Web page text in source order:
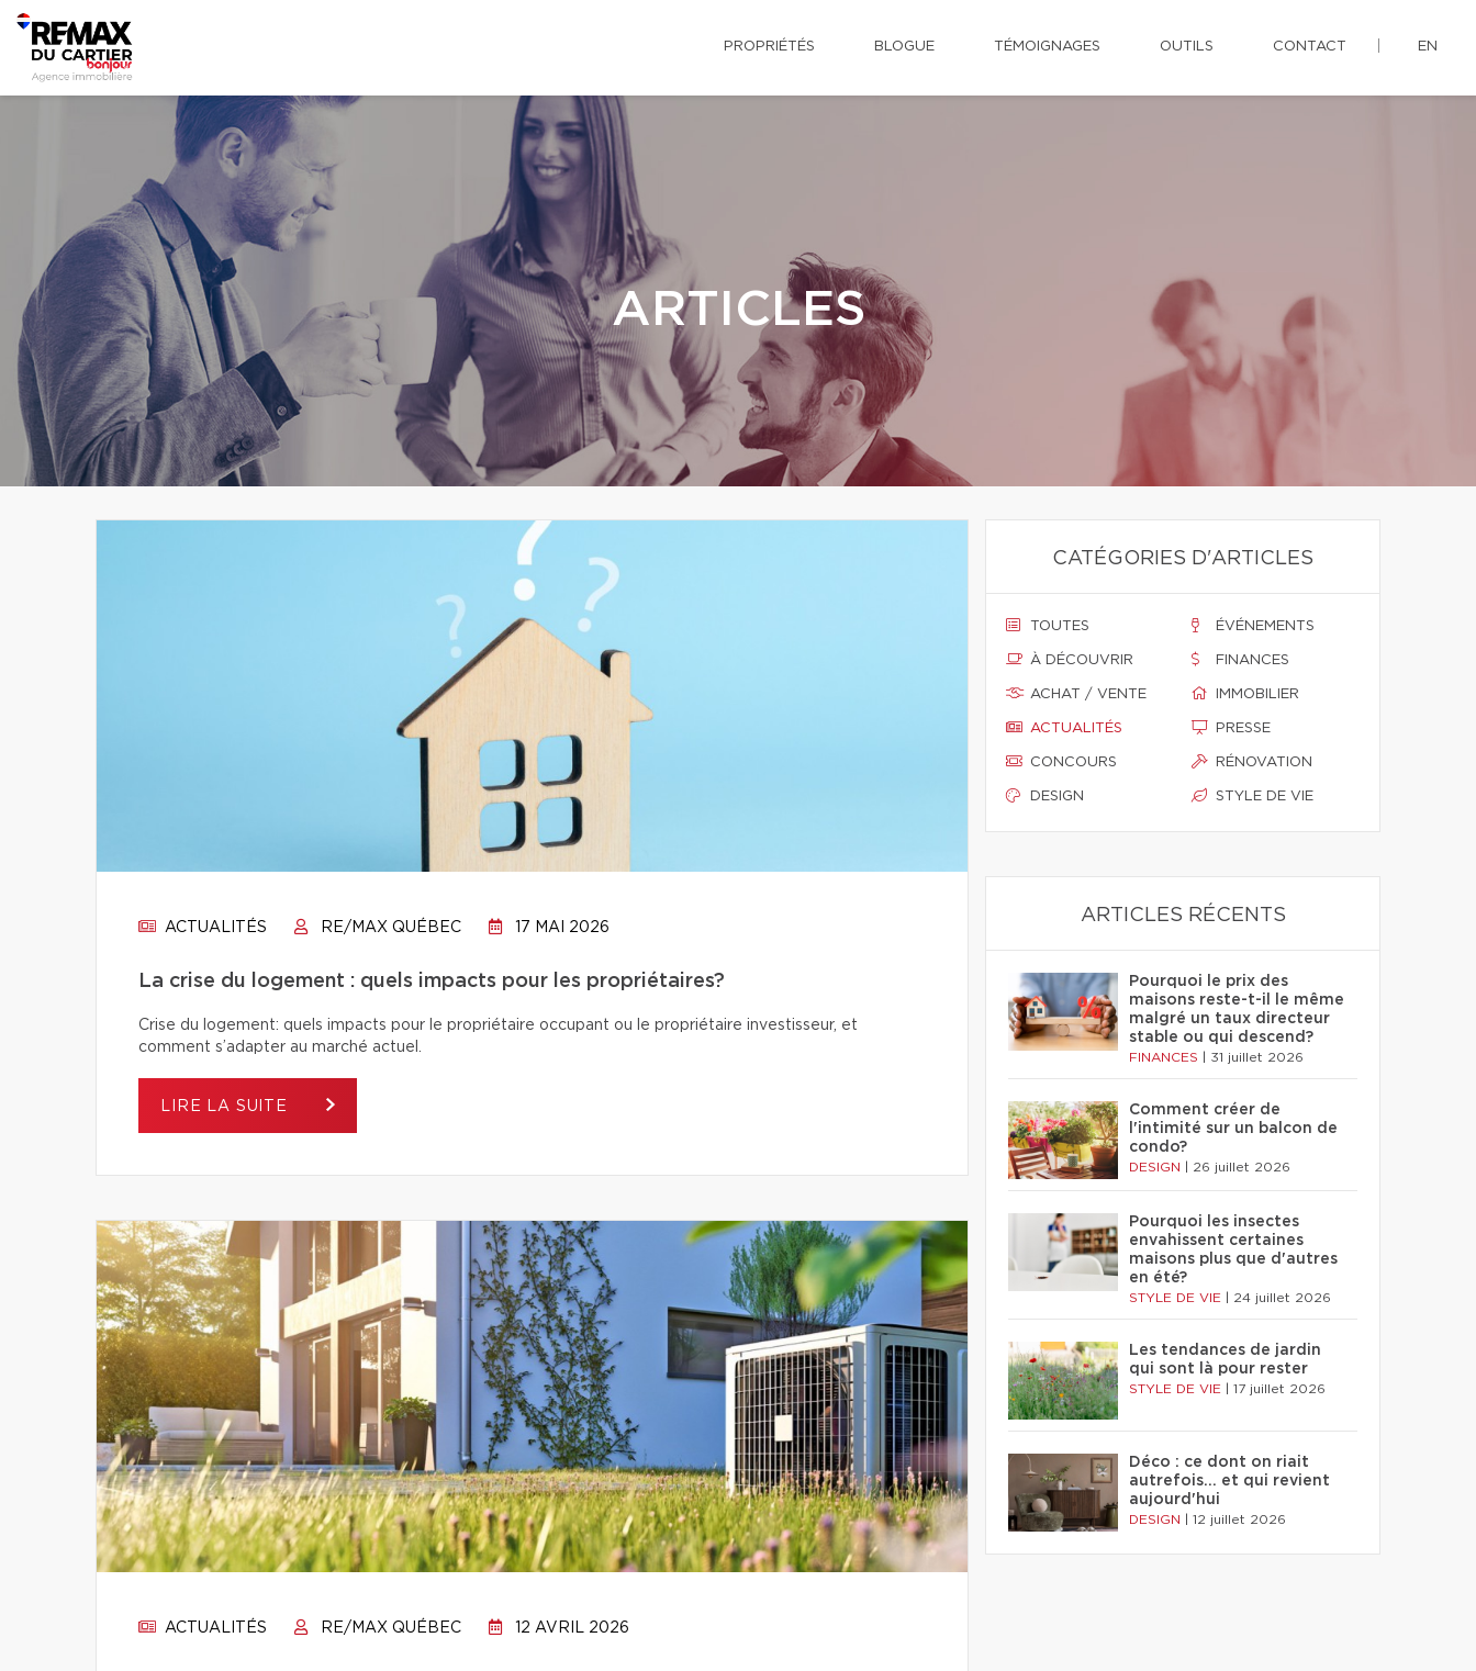
PROPRIÉTÉS BLOGUE TÉMOIGNAGES OUTILS CONTACT EN
ARTICLES
ACTUALITÉS RE/MAX QUÉBEC 17 MAI 2026
La crise du logement : quels impacts pour les propriétaires?
Crise du logement: quels impacts pour le propriétaire occupant ou le propriétaire investisseur, et
comment s’adapter au marché actuel.
LIRE LA SUITE
ACTUALITÉS RE/MAX QUÉBEC 12 AVRIL 2026
CATÉGORIES D'ARTICLES
TOUTES
À DÉCOUVRIR
ACHAT / VENTE
ACTUALITÉS
CONCOURS
DESIGN
ÉVÉNEMENTS
FINANCES
IMMOBILIER
PRESSE
RÉNOVATION
STYLE DE VIE
ARTICLES RÉCENTS
Pourquoi le prix des
maisons reste-t-il le même
malgré un taux directeur
stable ou qui descend?
FINANCES 31 juillet 2026
Comment créer de
l'intimité sur un balcon de
condo?
DESIGN 26 juillet 2026
Pourquoi les insectes
envahissent certaines
maisons plus que d'autres
en été?
STYLE DE VIE 24 juillet 2026
Les tendances de jardin
qui sont là pour rester
STYLE DE VIE 17 juillet 2026
Déco : ce dont on riait
autrefois... et qui revient
aujourd'hui
DESIGN 12 juillet 2026